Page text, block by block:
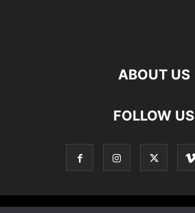
ABOUT US
FOLLOW US